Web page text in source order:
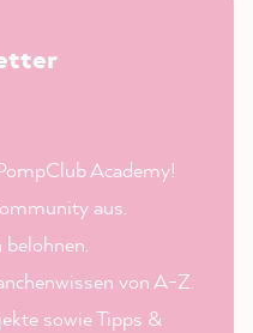
Academy!
aus.
von A-Z.
sowie Tipps &